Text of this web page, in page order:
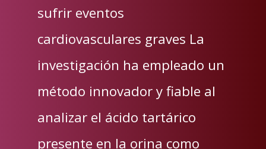
sufrir eventos
cardiovasculares graves La
investigación ha empleado un
método innovador y fiable al
analizar el ácido tartárico
presente en la orina como